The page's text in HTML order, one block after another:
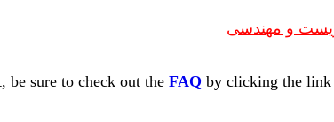
و مهندسی
sure to check out the FAQ by clicking the link